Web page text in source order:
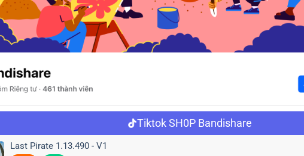
Tiktok SH0P Bandishare
Last Pirate 1.13.490 - V1